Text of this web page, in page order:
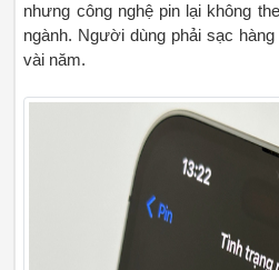
nhưng công nghệ pin lại không
ngành. Người dùng phải sạc
vài năm.